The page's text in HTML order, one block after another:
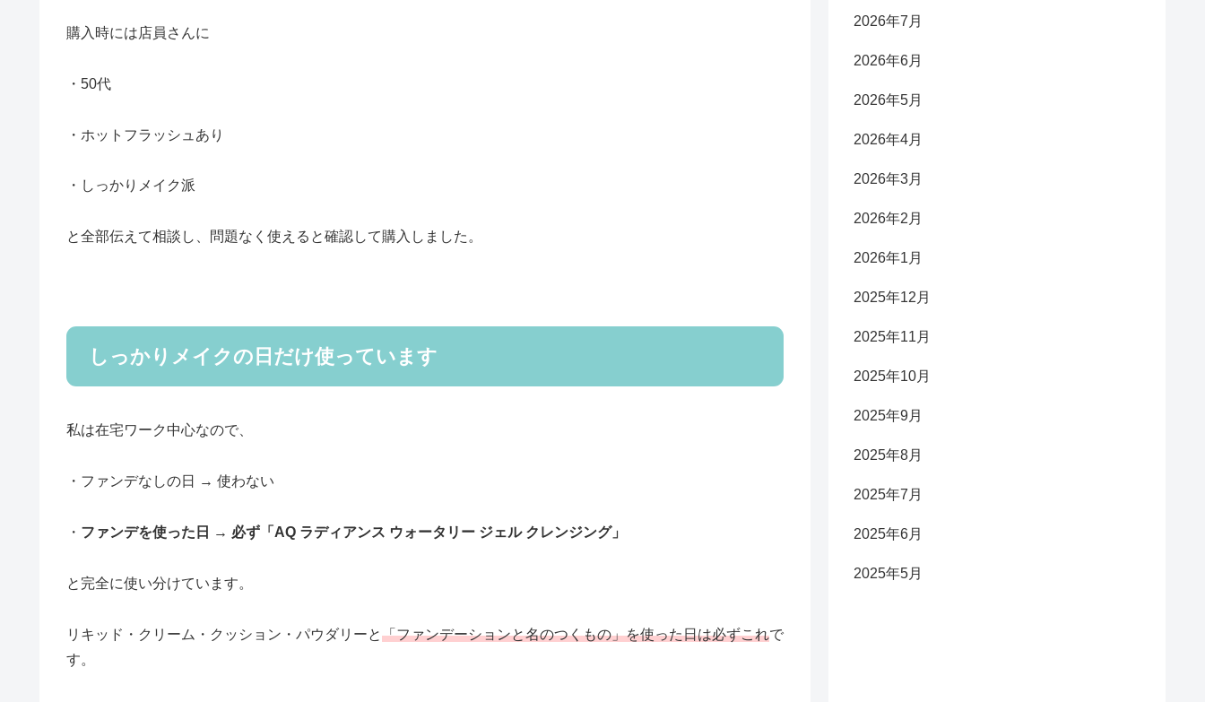
購入時には店員さんに
・50代
・ホットフラッシュあり
・しっかりメイク派
と全部伝えて相談し、問題なく使えると確認して購入しました。
しっかりメイクの日だけ使っています
私は在宅ワーク中心なので、
・ファンデなしの日 → 使わない
・ ファンデを使った日 → 必ず「AQ ラディアンス ウォータリー ジェル クレンジング」
と完全に使い分けています。
リキッド・クリーム・クッション・パウダリーと「ファンデーションと名のつくもの」を使った日は必ずこれで
す。
2026年7月
2026年6月
2026年5月
2026年4月
2026年3月
2026年2月
2026年1月
2025年12月
2025年11月
2025年10月
2025年9月
2025年8月
2025年7月
2025年6月
2025年5月